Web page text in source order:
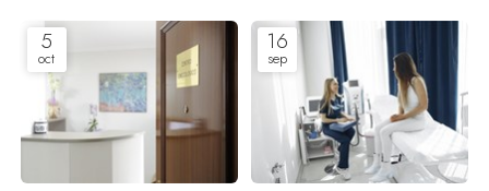
5
oct
16
sep